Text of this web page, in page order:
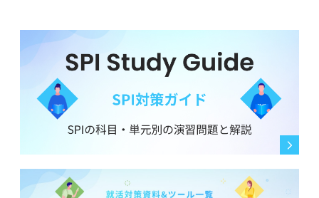
言葉に振り回されず、「仕事の本質」を見極めよう
オフィスワークからの転職を考える際は、7Kだから大変
と敬遠するのではなく、その厳しさの要因とやりがいを
具体的に知ることが大切です。
給与や労働環境だけでなく、未経験でもスキルを積める
う。
0